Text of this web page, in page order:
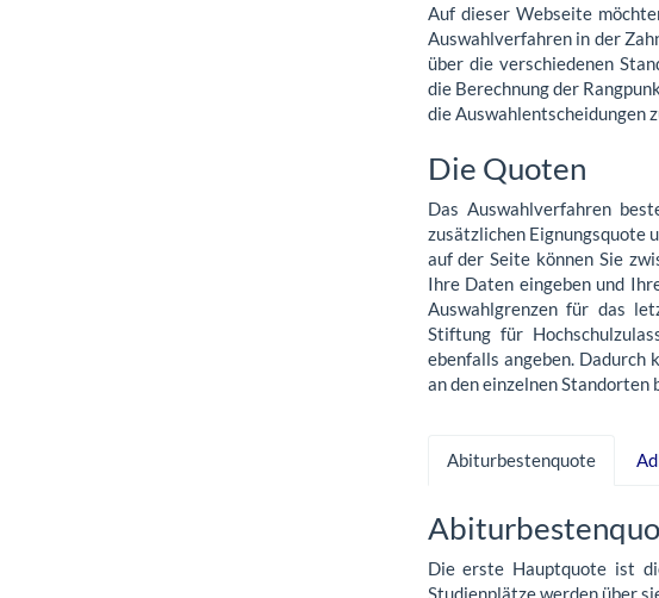
Auf dieser Webseite
Auswahlverfahren in der
über die verschiedenen
die Berechnung der
die Auswahlentscheidungen
Die Quoten
Das Auswahlverfahren
zusätzlichen Eignungsquote
auf der Seite können Sie
Ihre Daten eingeben und
Auswahlgrenzen für das
Stiftung für
ebenfalls angeben. Dadurch
an den einzelnen Standorten
Abiturbestenquote
Die erste Hauptquote ist
Studienplätze werden über